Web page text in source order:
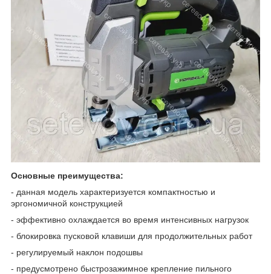
Основные преимущества:
- данная модель характеризуется компактностью и
эргономичной конструкцией
- эффективно охлаждается во время интенсивных нагрузок
- блокировка пусковой клавиши для продолжительных работ
- регулируемый наклон подошвы
- предусмотрено быстрозажимное крепление пильного